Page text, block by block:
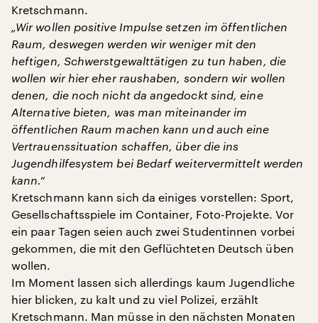
Kretschmann.
„Wir wollen positive Impulse setzen im öffentlichen
Raum, deswegen werden wir weniger mit den
heftigen, Schwerstgewalttätigen zu tun haben, die
wollen wir hier eher raushaben, sondern wir wollen
denen, die noch nicht da angedockt sind, eine
Alternative bieten, was man miteinander im
öffentlichen Raum machen kann und auch eine
Vertrauenssituation schaffen, über die ins
Jugendhilfesystem bei Bedarf weitervermittelt werden
kann.“
Kretschmann kann sich da einiges vorstellen: Sport,
Gesellschaftsspiele im Container, Foto-Projekte. Vor
ein paar Tagen seien auch zwei Studentinnen vorbei
gekommen, die mit den Geflüchteten Deutsch üben
wollen.
Im Moment lassen sich allerdings kaum Jugendliche
hier blicken, zu kalt und zu viel Polizei, erzählt
Kretschmann. Man müsse in den nächsten Monaten